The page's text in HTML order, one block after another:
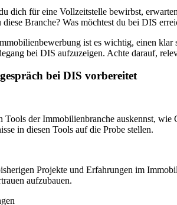
dich für eine Vollzeitstelle bewirbst,
Branche? Was möchtest du bei DIS
ist es wichtig, einen klar
bei DIS aufzuzeigen. Achte darauf,
bei DIS vorbereitet
Tools der Immobilienbranche auskennst,
in diesen Tools auf die Probe stellen.
Projekte und Erfahrungen im
aufzubauen.